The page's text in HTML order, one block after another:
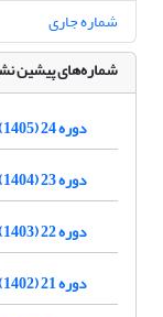
شماره جاری
شماره‌های پیشین
دوره 24 (1405)
دوره 23 (1404)
دوره 22 (1403)
دوره 21 (1402)